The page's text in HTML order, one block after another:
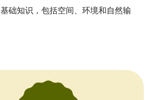
础知识，包括空间、环境和自然输